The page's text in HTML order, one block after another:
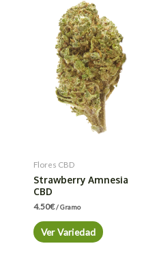
Flores CBD
Strawberry Amnesia
CBD
4.50€/ Gramo
Ver Variedad